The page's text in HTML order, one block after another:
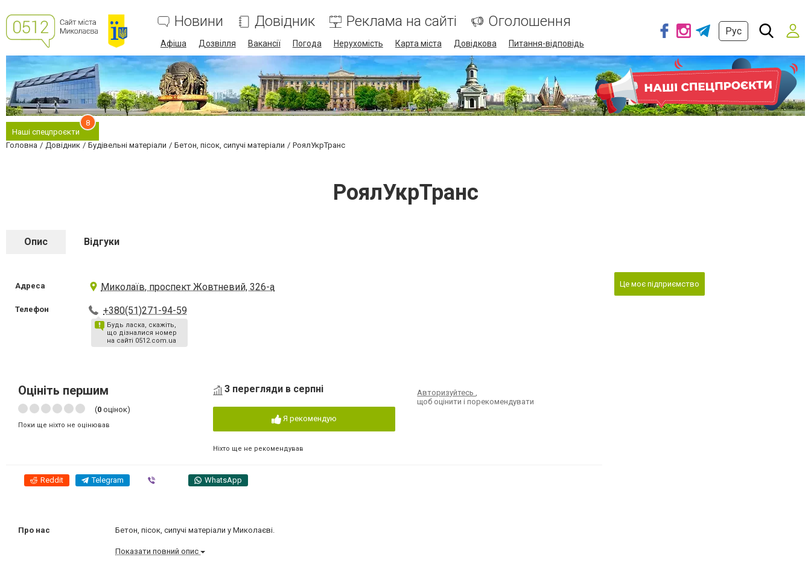
Новини Довідник Реклама на сайті Оголошення
Афіша Дозвілля Вакансії Погода Нерухомість Карта міста Довідкова Питання-відповідь
Рус
Наші спецпроєкти
8
Головна Довідник Будівельні матеріали Бетон, пісок, сипучі матеріали РоялУкрТранс
РоялУкрТранс
Опис Відгуки
Адреса Миколаїв, проспект Жовтневий, 326-а
Телефон +380(51)271-94-59
Будь ласка, скажіть,
що дізналися номер
на сайті 0512.com.ua
Оцініть першим
(0 оцінок)
Поки ще ніхто не оцінював
3 перегляди в серпні
Я рекомендую
Ніхто ще не рекомендував
Авторизуйтесь,
щоб оцінити і порекомендувати
Reddit Telegram WhatsApp
Про нас Бетон, пісок, сипучі матеріали у Миколаєві.
Показати повний опис
Це моє підприємство